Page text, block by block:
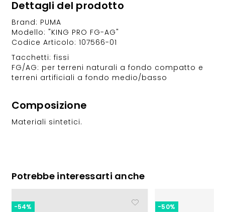
Dettagli del prodotto
Brand: PUMA
Modello: "KING PRO FG-AG"
Codice Articolo: 107566-01
Tacchetti: fissi
FG/AG: per terreni naturali a fondo compatto e
terreni artificiali a fondo medio/basso
Composizione
Materiali sintetici.
Potrebbe interessarti anche
-54% -50%